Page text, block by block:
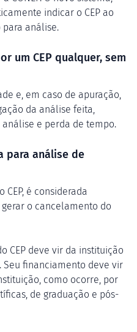
indicar o CEP ao
análise.
um CEP qualquer, sem
e, em caso de apuração,
da análise feita,
e perda de tempo.
para análise de
é considerada
o cancelamento do
CEP deve vir da instituição
Seu financiamento deve vir
como ocorre, por
de graduação e pós-